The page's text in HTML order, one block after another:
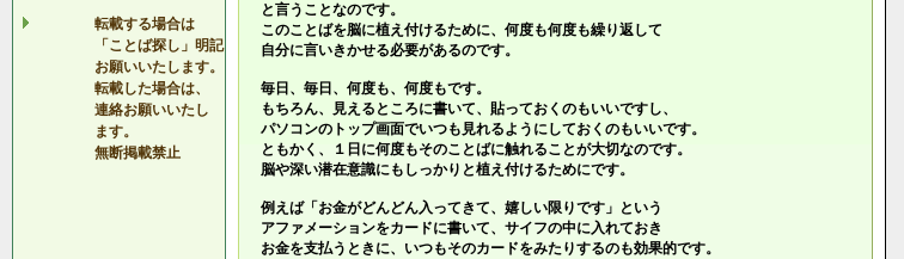
転載する場合は
「ことば探し」明記
お願いいたします。
転載した場合は、
連絡お願いいたし
ます。
無断掲載禁止
と言うことなのです。
このことばを脳に植え付けるために、何度も何度も繰り返して
自分に言いきかせる必要があるのです。
毎日、毎日、何度も、何度もです。
もちろん、見えるところに書いて、貼っておくのもいいですし、
パソコンのトップ画面でいつも見れるようにしておくのもいいです。
ともかく、１日に何度もそのことばに触れることが大切なのです。
脳や深い潜在意識にもしっかりと植え付けるためにです。
例えば「お金がどんどん入ってきて、嬉しい限りです」という
アファメーションをカードに書いて、サイフの中に入れておき
お金を支払うときに、いつもそのカードをみたりするのも効果的です。